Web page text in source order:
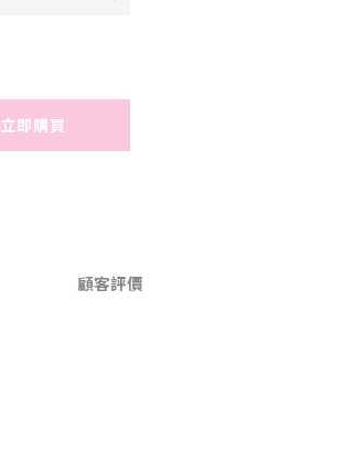
立即購買
顧客評價